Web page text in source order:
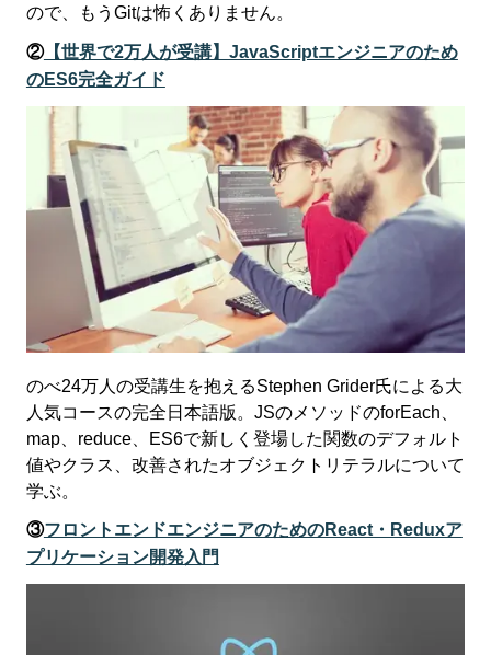
ので、もうGitは怖くありません。
②【世界で2万人が受講】JavaScriptエンジニアのため
のES6完全ガイド
のべ24万人の受講生を抱えるStephen Grider氏による大
人気コースの完全日本語版。JSのメソッドのforEach、
map、reduce、ES6で新しく登場した関数のデフォルト
値やクラス、改善されたオブジェクトリテラルについて
学ぶ。
③フロントエンドエンジニアのためのReact・Reduxア
プリケーション開発入門